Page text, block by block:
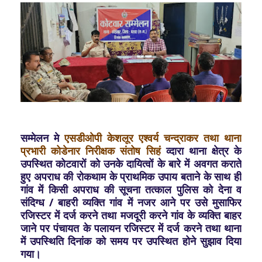
सम्मेलन मेएसडीओपी केशलूर एश्वर्य चन्द्राकर तथा थाना
प्रभारी कोडेनार निरीक्षक संतोष सिहंव्दारा थाना क्षेत्र के
उपस्थित कोटवारों को उनके दायित्वों के बारे में अवगत कराते
हुए अपराध की रोकथाम के प्राथमिक उपाय बताने के साथ ही
गांव में किसी अपराध की सूचना तत्काल पुलिस को देना व
संदिग्ध / बाहरी व्यक्ति गांव में नजर आने पर उसे मुसाफिर
रजिस्टर में दर्ज करने तथा मजदूरी करने गांव के व्यक्ति बाहर
जाने पर पंचायत के पलायन रजिस्टर में दर्ज करने तथा थाना
में उपस्थिति दिनांक को समय पर उपस्थित होने सुझाव दिया
गया।